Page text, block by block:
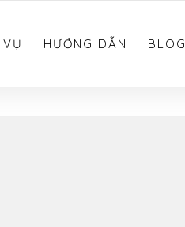
HƯỚNG DẪN BLOG